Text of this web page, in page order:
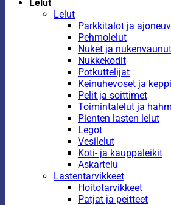
Lelut
Lelut
Parkkitalot ja
Pehmolelut
Nuket ja nukenvaunut
Nukkekodit
Potkuttelijat
Keinuhevoset ja
Pelit ja soittimet
Toimintalelut ja
Pienten lasten lelut
Legot
Vesilelut
Koti- ja kauppaleikit
Askartelu
Lastentarvikkeet
Hoitotarvikkeet
Patjat ja peitteet